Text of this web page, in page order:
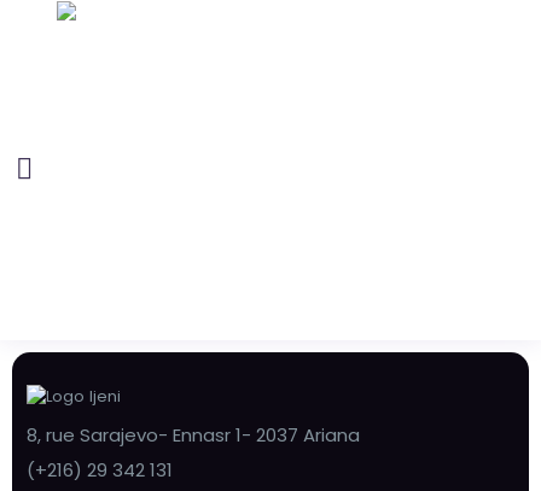
8, rue Sarajevo- Ennasr 1- 2037 Ariana
(+216) 29 342 131